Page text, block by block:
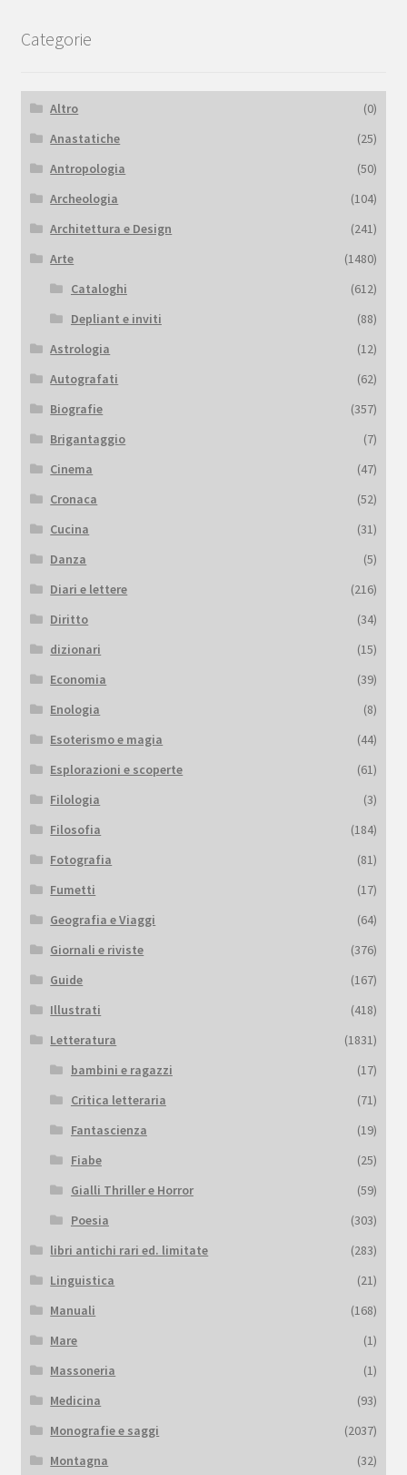
Categorie
Altro
(0)
Anastatiche
(25)
Antropologia
(50)
Archeologia
(104)
Architettura e Design
(241)
Arte
(1480)
Cataloghi
(612)
Depliant e inviti
(88)
Astrologia
(12)
Autografati
(62)
Biografie
(357)
Brigantaggio
(7)
Cinema
(47)
Cronaca
(52)
Cucina
(31)
Danza
(5)
Diari e lettere
(216)
Diritto
(34)
dizionari
(15)
Economia
(39)
Enologia
(8)
Esoterismo e magia
(44)
Esplorazioni e scoperte
(61)
Filologia
(3)
Filosofia
(184)
Fotografia
(81)
Fumetti
(17)
Geografia e Viaggi
(64)
Giornali e riviste
(376)
Guide
(167)
Illustrati
(418)
Letteratura
(1831)
bambini e ragazzi
(17)
Critica letteraria
(71)
Fantascienza
(19)
Fiabe
(25)
Gialli Thriller e Horror
(59)
Poesia
(303)
libri antichi rari ed. limitate
(283)
Linguistica
(21)
Manuali
(168)
Mare
(1)
Massoneria
(1)
Medicina
(93)
Monografie e saggi
(2037)
Montagna
(32)